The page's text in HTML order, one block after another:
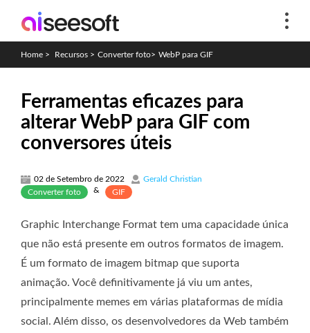
Home > Recursos > Converter foto> WebP para GIF
Ferramentas eficazes para
alterar WebP para GIF com
conversores úteis
02 de Setembro de 2022
Gerald Christian
Converter foto
& GIF
Graphic Interchange Format tem uma capacidade única
que não está presente em outros formatos de imagem.
É um formato de imagem bitmap que suporta
animação. Você definitivamente já viu um antes,
principalmente memes em várias plataformas de mídia
social. Além disso, os desenvolvedores da Web também